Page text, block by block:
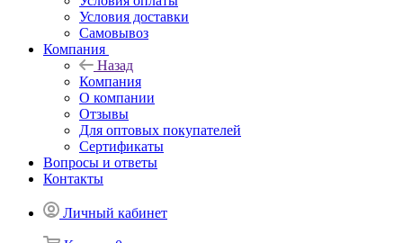
Условия доставки
Самовывоз
Компания
Назад
Компания
О компании
Отзывы
Для оптовых покупателей
Сертификаты
Вопросы и ответы
Контакты
Личный кабинет